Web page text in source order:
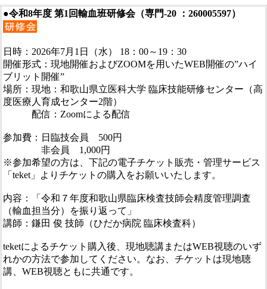
●令和8年度 第1回輸血班研修会（専門-20 ：260005597）
日時：2026年7月1日（水） 18：00～19：30
開催形式：現地開催およびZOOMを用いたWEB開催の”ハイ
ブリット開催”
場所：現地：和歌山県立医科大学 臨床技能研修センター（高
度医療人育成センター2階）
配信：Zoomによる配信
参加費：日臨技会員 500円
非会員 1,000円
※参加希望の方は、下記の電子チケット販売・管理サービス
「teket」よりチケットの購入をお願いいたします。
内容：「令和７年度和歌山県臨床検査技師会精度管理調査
（輸血担当分）を振り返って」
講師：鎌田 俊 技師（ひだか病院 臨床検査科）
teketによるチケット購入後、現地聴講またはWEB視聴のいず
れかの方法で参加してください。なお、チケットは現地聴
講、WEB視聴ともに共通です。